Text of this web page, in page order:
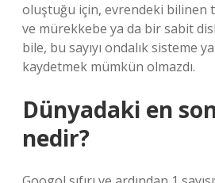
oluştuğu için, evrendeki bilinen
ve mürekkebe ya da bir sabit
bile, bu sayıyı ondalık sisteme
kaydetmek mümkün olmazdı.
Dünyadaki en
nedir?